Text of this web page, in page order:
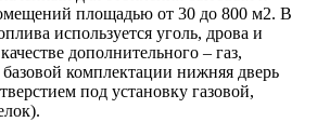
площадью от 30 до 800 м2. В
используется уголь, дрова и
дополнительного – газ,
комплектации нижняя дверь
под установку газовой,